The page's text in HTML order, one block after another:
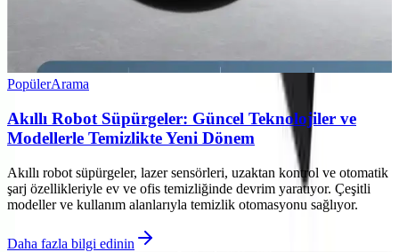
PopülerArama
Akıllı Robot Süpürgeler: Güncel Teknolojiler ve
Modellerle Temizlikte Yeni Dönem
Akıllı robot süpürgeler, lazer sensörleri, uzaktan kontrol ve otomatik
şarj özellikleriyle ev ve ofis temizliğinde devrim yaratıyor. Çeşitli
modeller ve kullanım alanlarıyla temizlik otomasyonu sağlıyor.
Daha fazla bilgi edinin